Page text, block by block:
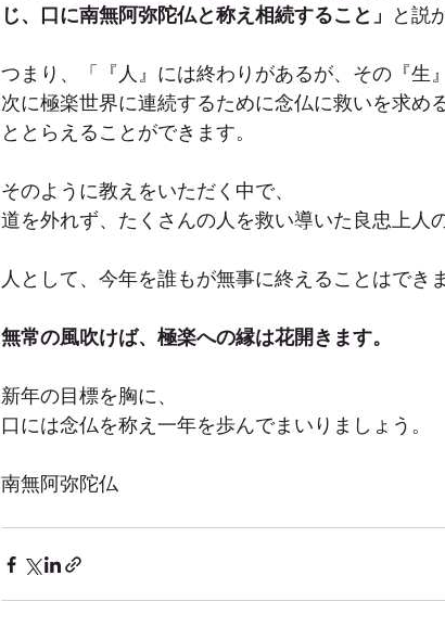
じ、口に南無阿弥陀仏と称え相続すること」 と説
つまり、「『人』には終わりがあるが、その『生
次に極楽世界に連続するために念仏に救いを求め
ととらえることができます。
そのように教えをいただく中で、
道を外れず、たくさんの人を救い導いた良忠上人
人として、今年を誰もが無事に終えることはできま
無常の風吹けば、極楽への縁は花開きます。
新年の目標を胸に、
口には念仏を称え一年を歩んでまいりましょう。
南無阿弥陀仏